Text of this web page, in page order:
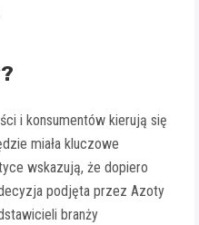
i konsumentów kierują się
miała kluczowe
wskazują, że dopiero
podjęta przez Azoty
branży